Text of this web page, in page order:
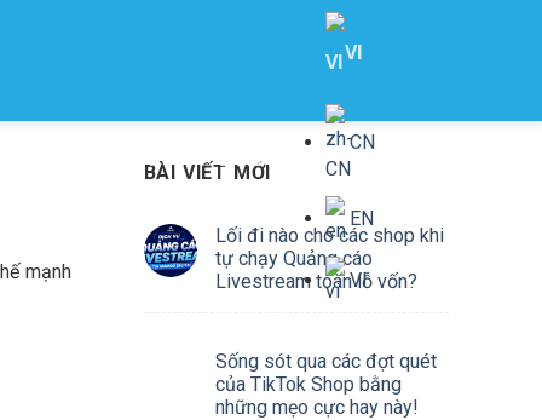
THÔNG TIN LIÊN HỆ
VI
EN
VI
mạnh
BÀI VIẾT MỚI
Lối đi nào cho các shop khi
tự chạy Quảng cáo
Livestream toàn lỗ vốn?
Sống sót qua các đợt quét
của TikTok Shop bằng
những mẹo cực hay này!